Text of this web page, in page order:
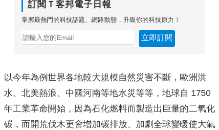
訂閱Ｔ客邦電子日報
掌握最熱門的科技話題、網路動態，升級你的科技原力！
立即訂閱
以今年為例世界各地較大規模自然災害不斷，歐洲洪
水、北美熱浪、中國河南等地水災等等，地球自 1750
年工業革命開始，因為石化燃料而製造出巨量的二氧化
碳，而開荒伐木更會增加碳排放、加劇全球變暖使大氣